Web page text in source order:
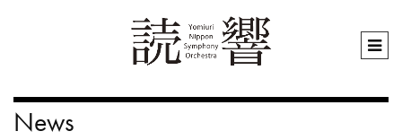
News